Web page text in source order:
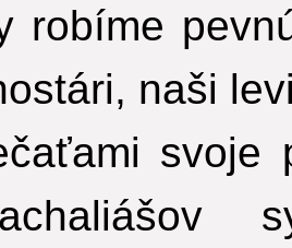
robíme
naši
svoje